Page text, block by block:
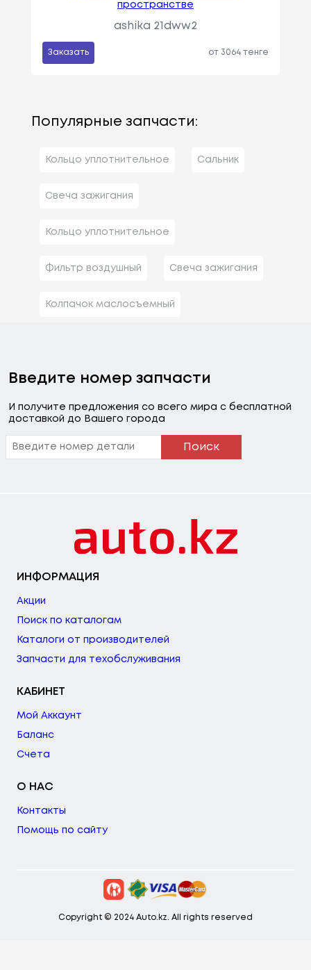
пространстве
ashika 21dww2
Заказать от 3064 тенге
Популярные запчасти:
Кольцо уплотнительное Сальник
Свеча зажигания
Кольцо уплотнительное
Фильтр воздушный Свеча зажигания
Колпачок маслосъемный
Введите номер запчасти
И получите предложения со всего мира с бесплатной
доставкой до Вашего города
Поиск
ИНФОРМАЦИЯ
Акции
Поиск по каталогам
Каталоги от производителей
Запчасти для техобслуживания
КАБИНЕТ
Мой Аккаунт
Баланс
Счета
О НАС
Контакты
Помощь по сайту
Copyright © 2024 Auto.kz. All rights reserved